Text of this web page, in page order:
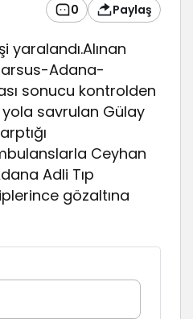
0 Paylaş
yaralandı.Alınan
Adana-
sonucu kontrolden
savrulan Gülay
Ceyhan
Adli Tıp
gözaltına